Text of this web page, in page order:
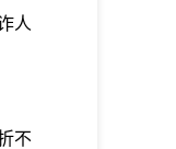
人
不